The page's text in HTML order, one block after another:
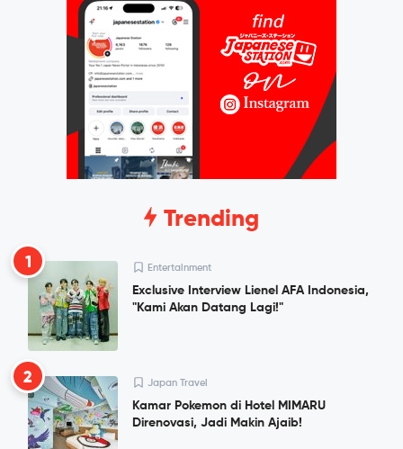
Trending
1 Entertainment
Exclusive Interview Lienel AFA Indonesia,
"Kami Akan Datang Lagi!"
2 Japan Travel
Kamar Pokemon di Hotel MIMARU
Direnovasi, Jadi Makin Ajaib!